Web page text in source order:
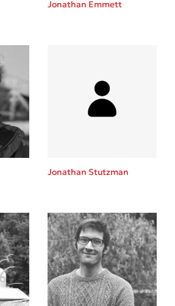
Sebastian Fitzek
Playlist
Στέφανος Ξενάκης
Το λεξικό της ζωής σου
Jonathan Emmett
Jonathan Stutzman